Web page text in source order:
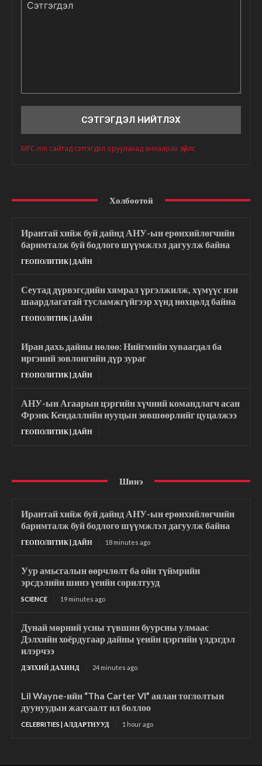
MFC.mn сайтад сэтгэгдэл оруулахад анхаарах зүйлс
Холбоотой
Ирантай хийж буй дайнд АНУ-ын ерөнхийлөгчийн
баримталж буй бодлого шүүмжлэл дагуулж байна
ГЕОПОЛИТИК | ДАЙН
Сеутад дүрвэгсдийн хямрал үргэлжилж, хүмүүс нэн
шаардлагатай тусламжгүйгээр хүнд нөхцөлд байна
ГЕОПОЛИТИК | ДАЙН
Иран дахь дайны нөлөө: Нийгмийн хуваагдал ба
иргэний зовлонгийн дүр зураг
ГЕОПОЛИТИК | ДАЙН
АНУ-ын Агаарын цэргийн хүчний командлагч асан
Фрэнк Кендаллийн нууцын зөвшөөрлийг цуцалжээ
ГЕОПОЛИТИК | ДАЙН
Шинэ
Ирантай хийж буй дайнд АНУ-ын ерөнхийлөгчийн
баримталж буй бодлого шүүмжлэл дагуулж байна
ГЕОПОЛИТИК | ДАЙН 18 minutes ago
Уур амьсгалын өөрчлөлт ба ойн түймрийн
эрсдэлийн шинэ үеийн сорилтууд
SCIENCE 19 minutes ago
Дунай мөрний усны түвшин буурсны улмаас
Дэлхийн хоёрдугаар дайны үеийн цэргийн үлдэгдэл
илэрчээ
ДЭЛХИЙ ДАХИНД 24 minutes ago
Lil Wayne-ийн “Tha Carter VI” аялан тоглолтын
дуунуудын жагсаалт ил боллоо
CELEBRITIES | АЛДАРТНУУД 1 hour ago